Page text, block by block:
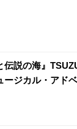
伝説の海』
ージカル・アド